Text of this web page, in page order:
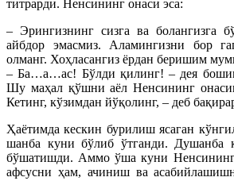
титрарди. Ненсининг онаси эса:
– Эрингизнинг сизга ва болангизга
айбдор эмасмиз. Аламингизни бор
олманг. Хоҳласангиз ёрдан беришим
– Ба…а…ас! Бўлди қилинг! – дея
Шу маҳал қўшни аёл Ненсининг
Кетинг, кўзимдан йўқолинг, – деб
Ҳаётимда кескин бурилиш ясаган
шанба куни бўлиб ўтганди. Душанба
бўшатишди. Аммо ўша куни Ненсининг
афсусни ҳам, ачиниш ва